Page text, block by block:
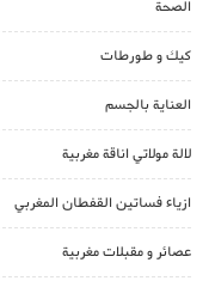
الصحة
كيك و طورطات
العناية بالجسم
لالة مولاتي اناقة مغربية
ازياء فساتين القفطان المغربي
عصائر و مقبلات مغربية